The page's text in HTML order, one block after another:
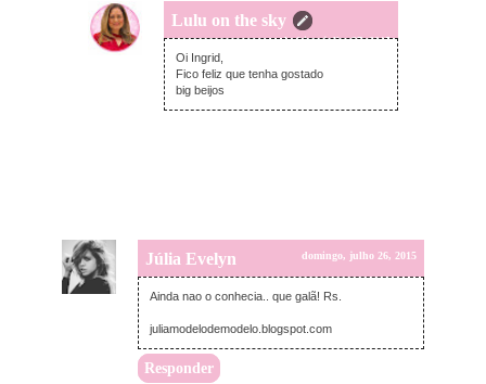
Lulu on the sky
segunda-feira, julho 27, 2015
Oi Ingrid,
Fico feliz que tenha gostado
big beijos
Júlia Evelyn domingo, julho 26, 2015
Ainda nao o conhecia.. que galã! Rs.
juliamodelodemodelo.blogspot.com
Responder